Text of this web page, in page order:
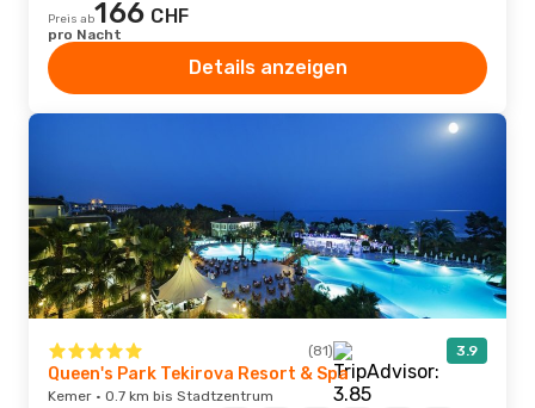
Preis ab166 CHF
pro Nacht
Details anzeigen
(81) 3.9
Queen's Park Tekirova Resort & Spa
Kemer · 0.7 km bis Stadtzentrum